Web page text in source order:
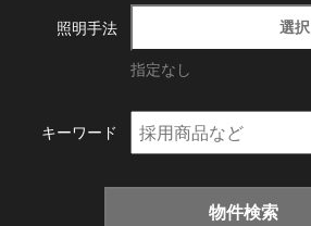
照明手法 選択
指定なし
キーワード
物件検索